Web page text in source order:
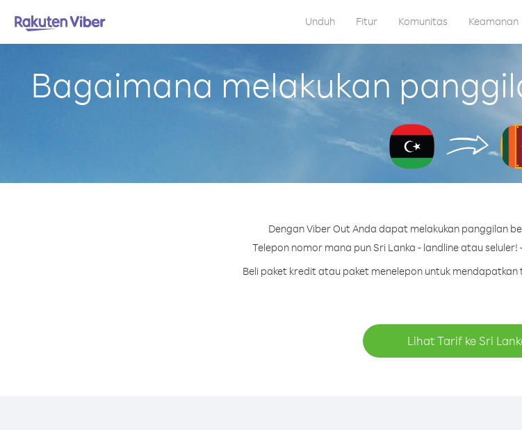
Unduh Fitur Komunitas Keamanan
Bagaimana melakukan
Dengan Viber Out Anda dapat melakukan panggilan
Telepon nomor mana pun Sri Lanka - landline atau
Beli paket kredit atau paket menelepon untuk
Lihat Tarif ke Sri